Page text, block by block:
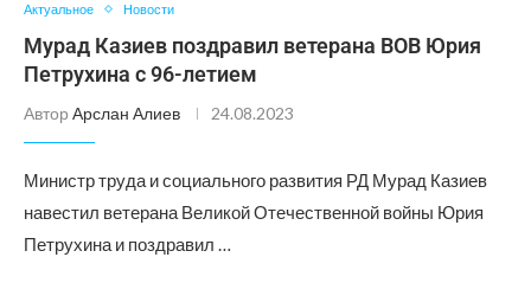
Актуальное Новости
Мурад Казиев поздравил ветерана ВОВ Юрия
Петрухина с 96-летием
Автор Арслан Алиев 24.08.2023
Министр труда и социального развития РД Мурад Казиев
навестил ветерана Великой Отечественной войны Юрия
Петрухина и поздравил …